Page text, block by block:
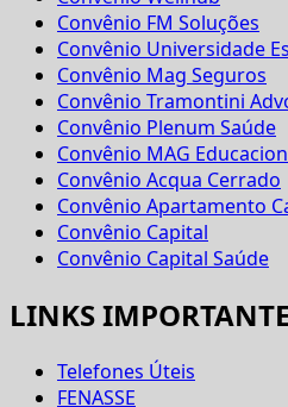
Convênio FM Soluções
Convênio Universidade
Convênio Mag Seguros
Convênio Tramontini
Convênio Plenum Saúde
Convênio MAG
Convênio Acqua Cerrado
Convênio Apartamento
Convênio Capital
Convênio Capital Saúde
LINKS
Telefones Úteis
FENASSE